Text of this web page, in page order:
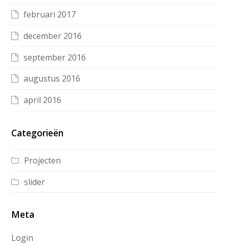
februari 2017
december 2016
september 2016
augustus 2016
april 2016
Categorieën
Projecten
slider
Meta
Login